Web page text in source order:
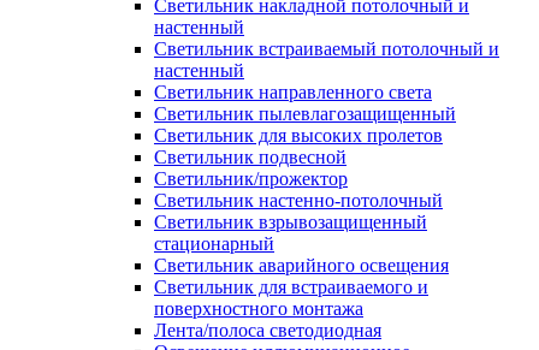
Светильник накладной потолочный и
настенный
Светильник встраиваемый потолочный и
настенный
Светильник направленного света
Светильник пылевлагозащищенный
Светильник для высоких пролетов
Светильник подвесной
Светильник/прожектор
Светильник настенно-потолочный
Светильник взрывозащищенный
стационарный
Светильник аварийного освещения
Светильник для встраиваемого и
поверхностного монтажа
Лента/полоса светодиодная